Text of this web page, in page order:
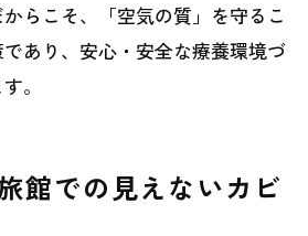
らこそ、「空気の質」を守るこ
あり、安心・安全な療養環境づ
。
館での見えないカビ